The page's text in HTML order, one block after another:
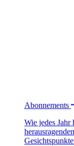
Abonnements
Wie jedes Jahr